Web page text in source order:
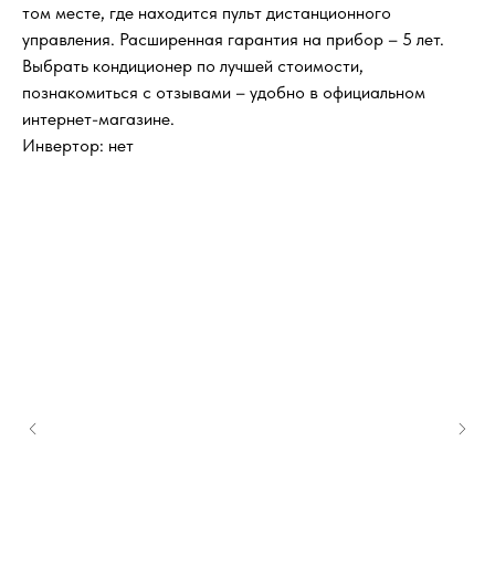
том месте, где находится пульт дистанционного
управления. Расширенная гарантия на прибор – 5 лет.
Выбрать кондиционер по лучшей стоимости,
познакомиться с отзывами – удобно в официальном
интернет-магазине.
Инвертор: нет